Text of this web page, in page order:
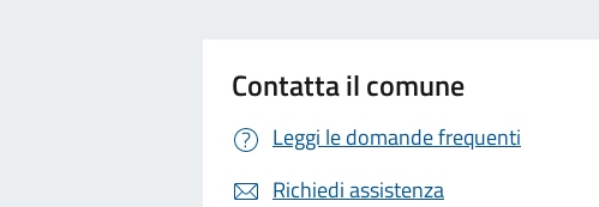
Contatta il comune
Leggi le domande frequenti
Richiedi assistenza